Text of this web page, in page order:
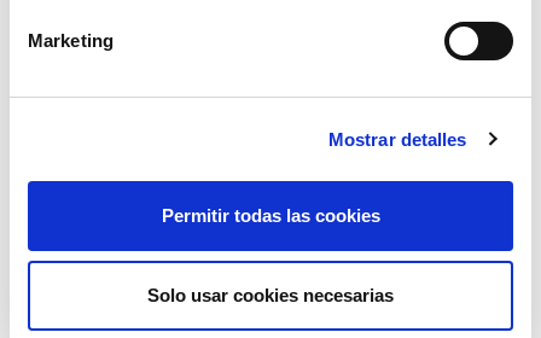
Marketing
Mostrar detalles
Permitir todas las cookies
Solo usar cookies necesarias
dedo retractil 16 mm